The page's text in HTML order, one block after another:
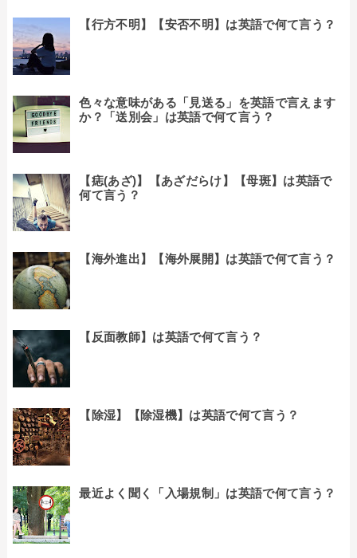
【行方不明】【安否不明】は英語で何て言う？
色々な意味がある「見送る」を英語で言えます
か？「送別会」は英語で何て言う？
【痣(あざ)】【あざだらけ】【母斑】は英語で
何て言う？
【海外進出】【海外展開】は英語で何て言う？
【反面教師】は英語で何て言う？
【除湿】【除湿機】は英語で何て言う？
最近よく聞く「入場規制」は英語で何て言う？